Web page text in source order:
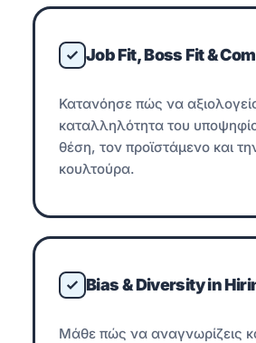
Job Fit, Boss Fit &
Κατανόησε πώς να
καταλληλότητα του
θέση, τον προϊστάμενο και
κουλτούρα.
Bias & Diversity in
Μάθε πώς να αναγνωρίζεις